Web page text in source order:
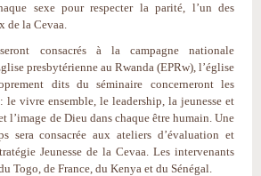
sexe pour respecter la parité, l’un des
de la Cevaa.
consacrés à la campagne nationale
presbytérienne au Rwanda (EPRw), l’église
dits du séminaire concerneront les
le vivre ensemble, le leadership, la jeunesse et
l’image de Dieu dans chaque être humain. Une
sera consacrée aux ateliers d’évaluation et
Jeunesse de la Cevaa. Les intervenants
Togo, de France, du Kenya et du Sénégal.